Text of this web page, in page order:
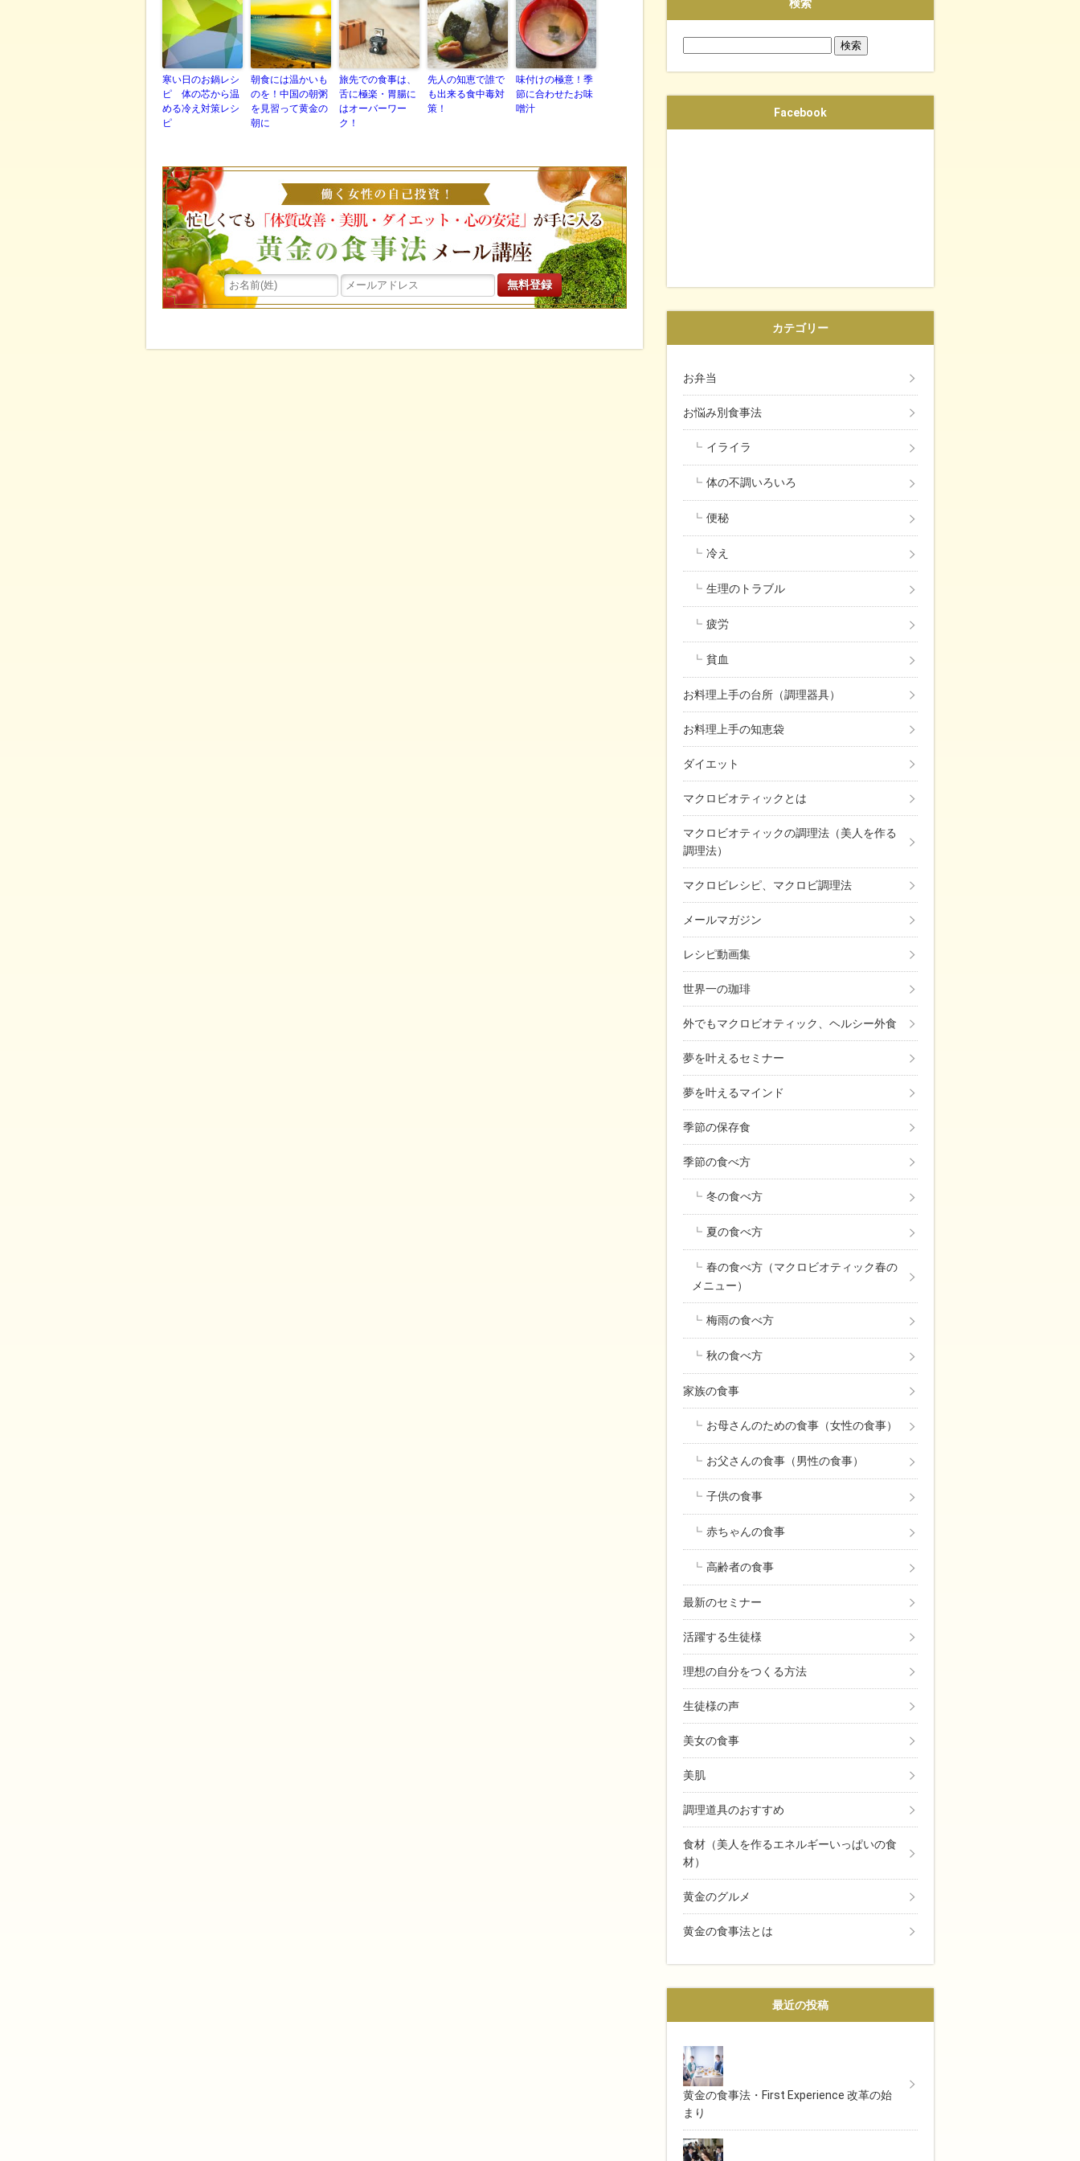
寒い日のお鍋レシ
ピ 体の芯から温
める冷え対策レシ
ピ
朝食には温かいも
のを！中国の朝粥
を見習って黄金の
朝に
旅先での食事は、
舌に極楽・胃腸に
はオーバーワー
ク！
先人の知恵で誰で
も出来る食中毒対
策！
味付けの極意！季
節に合わせたお味
噌汁
検索
Facebook
カテゴリー
お弁当
お悩み別食事法
イライラ
体の不調いろいろ
便秘
冷え
生理のトラブル
疲労
貧血
お料理上手の台所（調理器具）
お料理上手の知恵袋
ダイエット
マクロビオティックとは
マクロビオティックの調理法（美人を作る
調理法）
マクロビレシピ、マクロビ調理法
メールマガジン
レシピ動画集
世界一の珈琲
外でもマクロビオティック、ヘルシー外食
夢を叶えるセミナー
夢を叶えるマインド
季節の保存食
季節の食べ方
冬の食べ方
夏の食べ方
春の食べ方（マクロビオティック春の
メニュー）
梅雨の食べ方
秋の食べ方
家族の食事
お母さんのための食事（女性の食事）
お父さんの食事（男性の食事）
子供の食事
赤ちゃんの食事
高齢者の食事
最新のセミナー
活躍する生徒様
理想の自分をつくる方法
生徒様の声
美女の食事
美肌
調理道具のおすすめ
食材（美人を作るエネルギーいっぱいの食
材）
黄金のグルメ
黄金の食事法とは
最近の投稿
黄金の食事法・First Experience 改革の始
まり